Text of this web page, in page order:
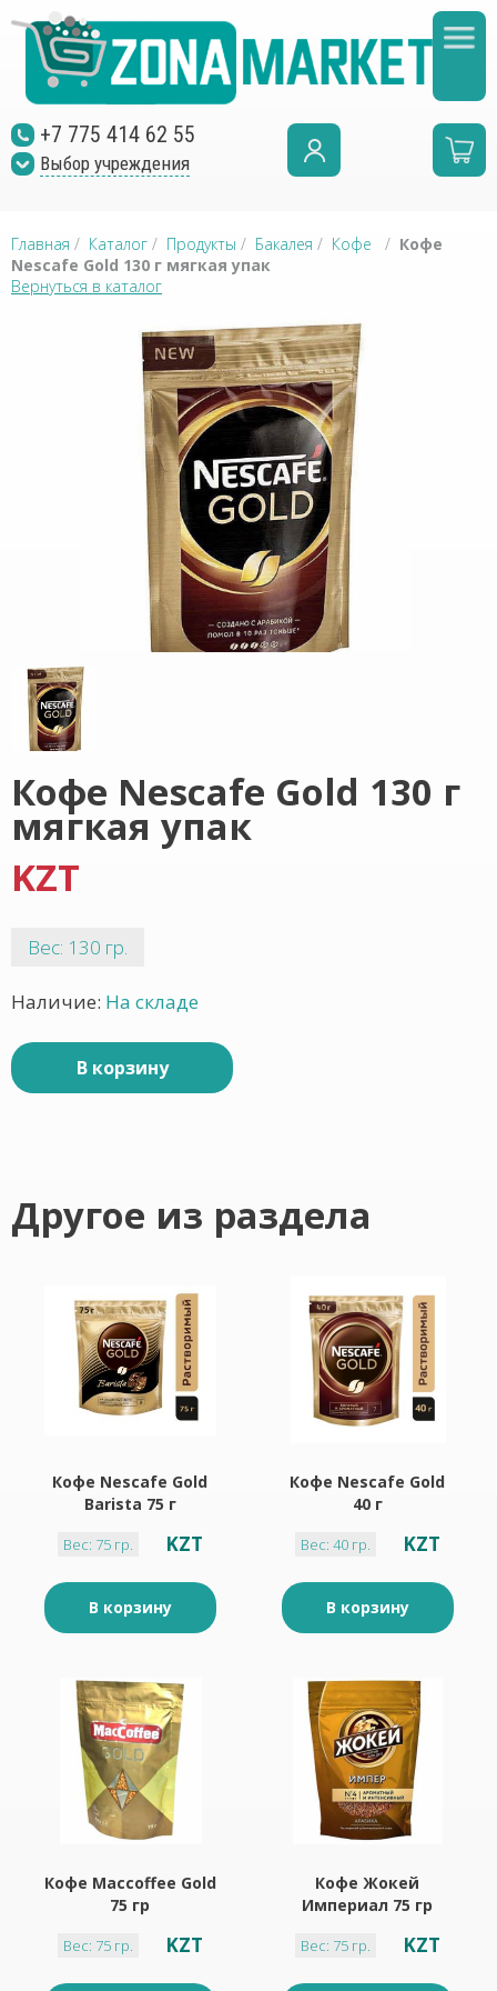
+7 775 414 62 55
Выбор учреждения
Главная / Каталог / Продукты / Бакалея / Кофе / Кофе
Nescafe Gold 130 г мягкая упак
Вернуться в каталог
Кофе Nescafe Gold 130 г
мягкая упак
KZT
Вес: 130 гр.
Наличие: На складе
В корзину
Другое из раздела
Кофе Nescafe Gold
Barista 75 г
Вес: 75 гр. KZT
В корзину
Кофе Nescafe Gold
40 г
Вес: 40 гр. KZT
В корзину
Кофе Maccoffee Gold
75 гр
Вес: 75 гр. KZT
Кофе Жокей
Империал 75 гр
Вес: 75 гр. KZT